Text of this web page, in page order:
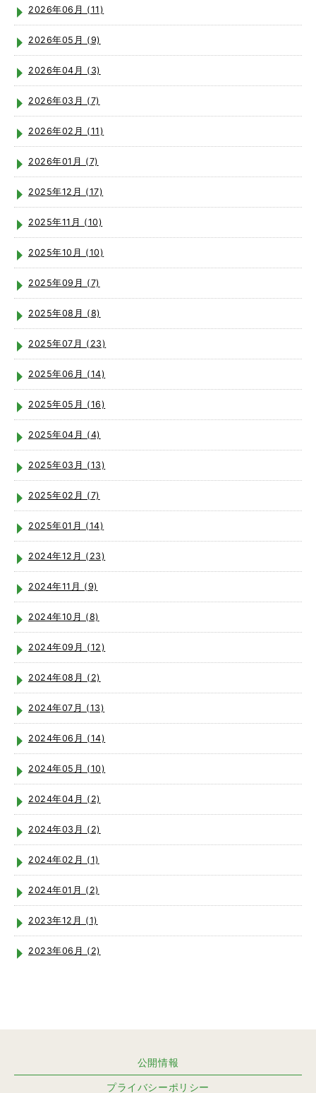
2026年06月 (11)
2026年05月 (9)
2026年04月 (3)
2026年03月 (7)
2026年02月 (11)
2026年01月 (7)
2025年12月 (17)
2025年11月 (10)
2025年10月 (10)
2025年09月 (7)
2025年08月 (8)
2025年07月 (23)
2025年06月 (14)
2025年05月 (16)
2025年04月 (4)
2025年03月 (13)
2025年02月 (7)
2025年01月 (14)
2024年12月 (23)
2024年11月 (9)
2024年10月 (8)
2024年09月 (12)
2024年08月 (2)
2024年07月 (13)
2024年06月 (14)
2024年05月 (10)
2024年04月 (2)
2024年03月 (2)
2024年02月 (1)
2024年01月 (2)
2023年12月 (1)
2023年06月 (2)
公開情報
プライバシーポリシー